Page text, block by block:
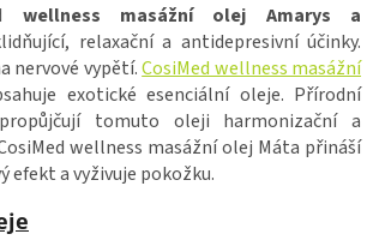
wellness masážní olej Amarys a
relaxační a antidepresivní účinky.
nervové vypětí.CosiMed wellness masážní
exotické esenciální oleje. Přírodní
tomuto oleji harmonizační a
wellness masážní olej Máta přináší
efekt a vyživuje pokožku.